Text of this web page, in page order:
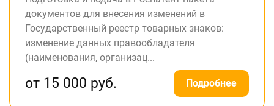
документов для внесения изменений в
Государственный реестр товарных знаков:
изменение данных правообладателя
(наименования, организац...
от 15 000 руб. Подробнее